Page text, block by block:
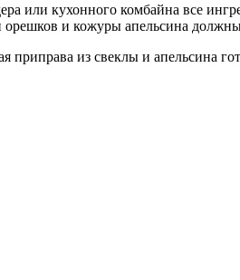
или кухонного комбайна все
и кожуры апельсина
приправа из свеклы и апельсина